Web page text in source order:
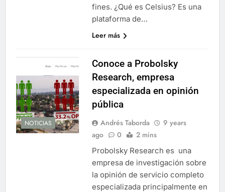
fines. ¿Qué es Celsius? Es una
plataforma de…
Leer más
NOTICIAS
Conoce a Probolsky
Research, empresa
especializada en opinión
pública
Andrés Taborda
9 years
ago
0 2 mins
Probolsky Research es una
empresa de investigación sobre
la opinión de servicio completo
especializada principalmente en